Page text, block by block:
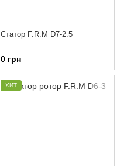
Статор F.R.M D7-2.5
0 грн
ХИТ